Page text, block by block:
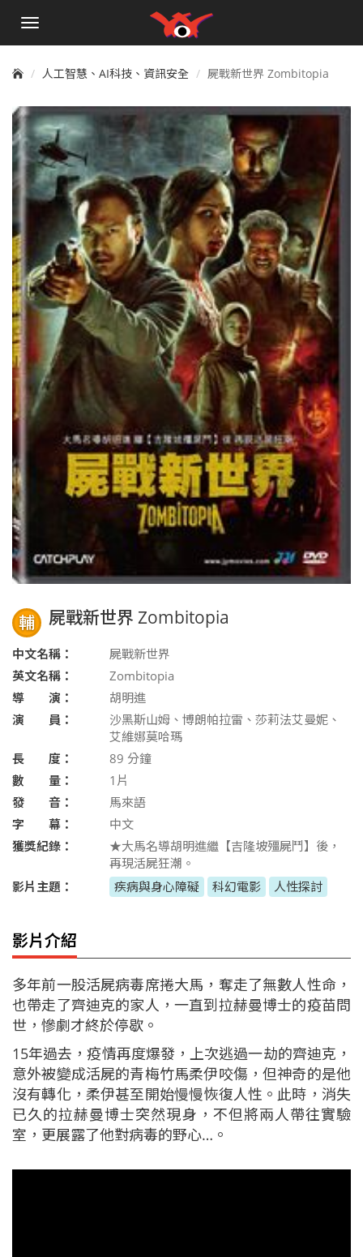
手
單
人工智慧、AI科技、資訊安全 屍戰新世界 Zombitopia
輔 屍戰新世界 Zombitopia
中文名稱：
屍戰新世界
英文名稱：
Zombitopia
導 演：
胡明進
演 員：
沙黑斯山姆、博朗帕拉雷、莎莉法艾曼妮、
艾維娜莫哈瑪
長 度：
89 分鐘
數 量：
1片
發 音：
馬來語
字 幕：
中文
獲獎紀錄：
★大馬名導胡明進繼【吉隆坡殭屍鬥】後，
再現活屍狂潮。
影片主題：
疾病與身心障礙 科幻電影 人性探討
影片介紹
多年前一股活屍病毒席捲大馬，奪走了無數人性命，
也帶走了齊迪克的家人，一直到拉赫曼博士的疫苗問
世，慘劇才終於停歇。
15年過去，疫情再度爆發，上次逃過一劫的齊迪克，
意外被變成活屍的青梅竹馬柔伊咬傷，但神奇的是他
沒有轉化，柔伊甚至開始慢慢恢復人性。此時，消失
已久的拉赫曼博士突然現身，不但將兩人帶往實驗
室，更展露了他對病毒的野心…。